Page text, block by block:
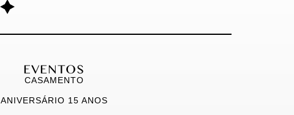
EVENTOS
CASAMENTO
ANIVERSÁRIO 15 ANOS